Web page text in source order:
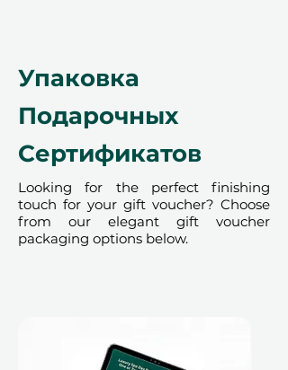
Что включено
Романтический отдых на 1
ночь с завтраком для двоих в
отеле высокого класса в
отелей в Лондоне или более
52,000 отелей по всему миру
Упаковка
Подарочных
Сертификатов
Looking for the perfect finishing
touch for your gift voucher? Choose
from our elegant gift voucher
packaging options below.